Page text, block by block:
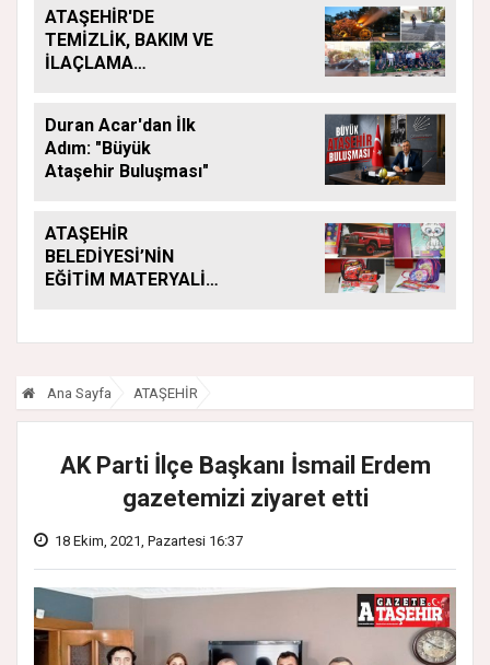
ATAŞEHİR'DE
TEMİZLİK, BAKIM VE
İLAÇLAMA
Duran Acar'dan İlk
Adım: "Büyük
Ataşehir Buluşması"
ATAŞEHİR
BELEDİYESİ’NİN
EĞİTİM MATERYALİ
SÜRÜYOR
Ana Sayfa ATAŞEHİR
AK Parti İlçe Başkanı İsmail Erdem
gazetemizi ziyaret etti
18 Ekim, 2021, Pazartesi 16:37